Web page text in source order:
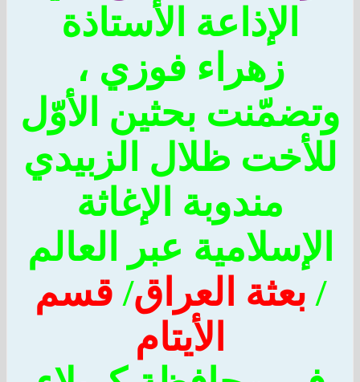
الإذاعة الأستاذة
زهراء فوزي ،
بحثين الأوّل
ظلال الزبيدي
مندوبة الإغاثة
عبر العالم
بعثة العراق قسم
الأيتام